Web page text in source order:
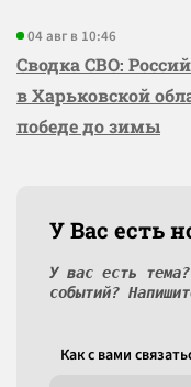
04 авг в 10:46
Сводка СВО:
в Харьковской
победе до зимы
У Вас есть
У вас есть
событий?
Как c вами